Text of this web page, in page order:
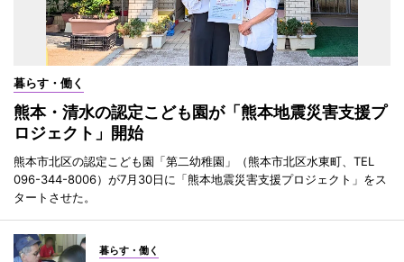
暮らす・働く
熊本・清水の認定こども園が「熊本地震災害支援プ
ロジェクト」開始
熊本市北区の認定こども園「第二幼稚園」（熊本市北区水東町、TEL
096-344-8006）が7月30日に「熊本地震災害支援プロジェクト」をス
タートさせた。
暮らす・働く